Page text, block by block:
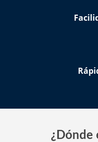
¿Dónde